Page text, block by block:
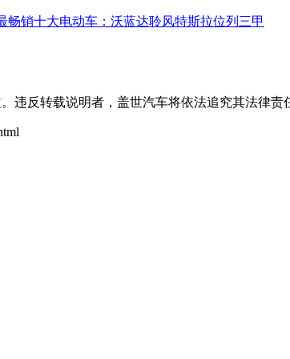
违反转载说明者，盖世汽车将依法追究其法律责